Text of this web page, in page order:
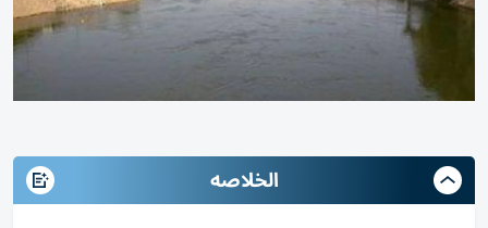
الخلاصه